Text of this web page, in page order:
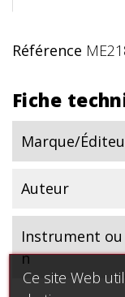
Référence
Fiche
Marque/
Auteur
Instrument ou
n
Ce site Web